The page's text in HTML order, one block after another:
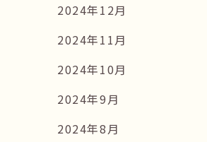
2024年12月
2024年11月
2024年10月
2024年9月
2024年8月